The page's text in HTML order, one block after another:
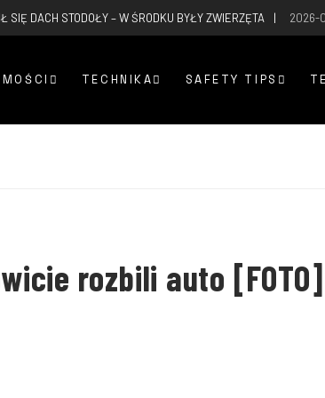
SIĘ DACH STODOŁY – W ŚRODKU BYŁY ZWIERZĘTA 2026-
TECHNIKA SAFETY TIPS
rozbili auto [FOTO]